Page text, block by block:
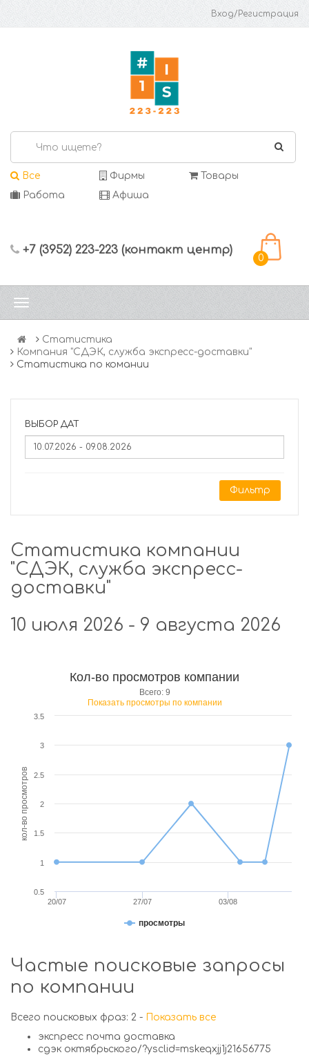
Вход/Регистрация
Все Фирмы
Товары
Работа
Афиша
+7 (3952) 223-223 (контакт центр)
0
Статистика
Компания "СДЭК, служба экспресс-доставки"
Статистика по комании
ВЫБОР ДАТ
Фильтр
Статистика компании
"СДЭК, служба экспресс-
доставки"
10 июля 2026 - 9 августа 2026
кол-во просмотров
Кол-во просмотров компании
Всего: 9
Показать просмотры по компании
просмотры
20/07 27/07 03/08
0.5
1
1.5
2
2.5
3
3.5
Частые поисковые запросы
по компании
Всего поисковых фраз: 2 - Показать все
экспресс почта доставка
сдэк октябрьского/?ysclid=mskeqxjj1j21656775